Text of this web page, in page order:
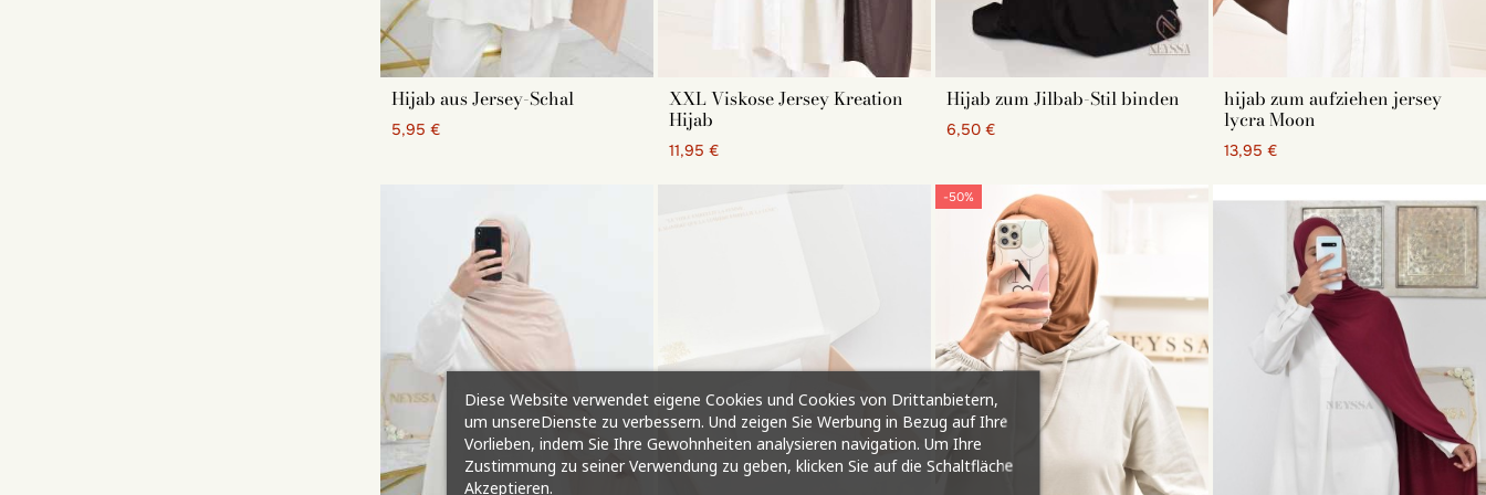
ohne Unterhemd getragen werden. Für muslimische Frauen, die den Hijab erst seit kurzem tragen, ist dieses Kopftuch ideal, da es
sehr einfach zu binden ist. Da der Jersey-Hijab zum Überziehen das perfekte Stück für den Anfang ist. Später und um den Stil zu
variieren, kann derSeiden-Hijab aus Medina die Garderobe für einen formelleren Look vervollständigen.
Jersey kopftuch
Unsere Tipps für die Wahl der Hautfarbe:
Die Farbe Schwarz ist zweifellos die wichtigste Farbe für die verschleierte Frau. Sie brauchen unbedingt einen schwarzen Jersey,
da er das Outfit perfekt abrundet, wenn Sie sich nicht sicher sind, welche Farbe Sie wählen sollen. Dennoch sind warme Farbtöne
wie Sand, Schokoladenbraun, Taupe, Greige, Elfenbein und Weiß sehr beliebt, da sie zu allem passen.
Nude, Puderrosa, Violett, Flieder, Bordeaux, Himbeere und Mauve sind perfekt, um den Teint weicher und strahlender zu machen.
Hijab aus Jersey-Schal
5,95 €
XXL Viskose Jersey Kreation
Hijab
11,95 €
Hijab zum Jilbab-Stil binden
6,50 €
hijab zum aufziehen jersey
lycra Moon
13,95 €
-50%
Diese Website verwendet eigene Cookies und Cookies von Drittanbietern,
um unsereDienste zu verbessern. Und zeigen Sie Werbung in Bezug auf Ihre
Vorlieben, indem Sie Ihre Gewohnheiten analysieren navigation. Um Ihre
Zustimmung zu seiner Verwendung zu geben, klicken Sie auf die Schaltfläche
Akzeptieren.